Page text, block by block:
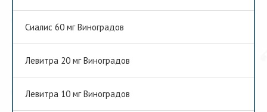
Сиалис 60 мг Виноградов
Левитра 20 мг Виноградов
Левитра 10 мг Виноградов